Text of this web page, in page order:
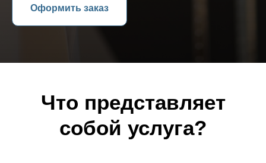
Оформить заказ
Что представляет
собой услуга?